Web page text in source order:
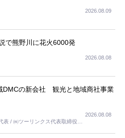
2026.08.09
で熊野川に花火6000発
2026.08.08
DMCの新会社 観光と地域商社事業
/ ㈱ツーリンクス代表取締役社
2026.08.08